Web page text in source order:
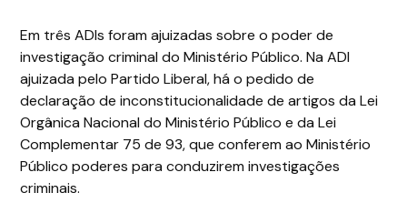
Em três ADIs foram ajuizadas sobre o poder de
investigação criminal do Ministério Público. Na ADI
ajuizada pelo Partido Liberal, há o pedido de
declaração de inconstitucionalidade de artigos da Lei
Orgânica Nacional do Ministério Público e da Lei
Complementar 75 de 93, que conferem ao Ministério
Público poderes para conduzirem investigações
criminais.